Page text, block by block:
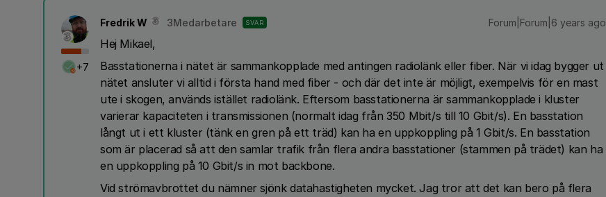
+7
Fredrik W 3Medarbetare SVAR Forum|Forum|6 years ago
Hej Mikael,
Basstationerna i nätet är sammankopplade med antingen radiolänk eller fiber. När vi idag bygger ut
nätet ansluter vi alltid i första hand med fiber - och där det inte är möjligt, exempelvis för en mast
ute i skogen, används istället radiolänk. Eftersom basstationerna är sammankopplade i kluster
varierar kapaciteten i transmissionen (normalt idag från 350 Mbit/s till 10 Gbit/s). En basstation
långt ut i ett kluster (tänk en gren på ett träd) kan ha en uppkoppling på 1 Gbit/s. En basstation
som är placerad så att den samlar trafik från flera andra basstationer (stammen på trädet) kan ha
en uppkoppling på 10 Gbit/s in mot backbone.
Vid strömavbrottet du nämner sjönk datahastigheten mycket. Jag tror att det kan bero på flera